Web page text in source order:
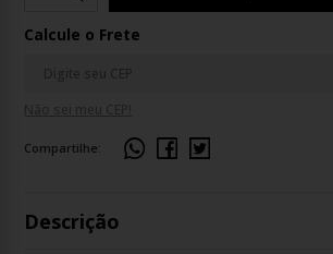
Calcule o Frete
Compartilhe:
Descrição